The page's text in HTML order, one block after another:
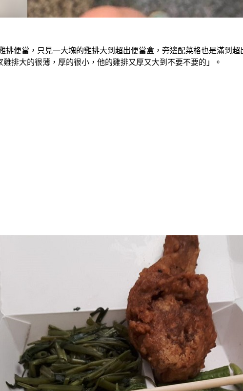
便當，只見一大塊的雞排大到超出便當盒，旁邊配菜格也是滿到
排大的很薄，厚的很小，他的雞排又厚又大到不要不要的」。